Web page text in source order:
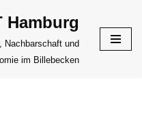
Hamburg
Nachbarschaft und
im Billebecken